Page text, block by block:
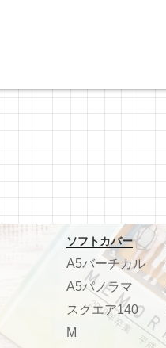
ソフトカバー
A5バーチカル
A5パノラマ
スクエア140
M